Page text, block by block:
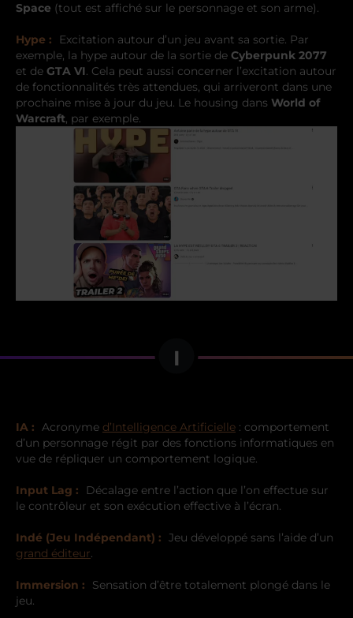
Space (tout est affiché sur le personnage et son arme).
Hype :
Excitation autour d’un jeu avant sa sortie. Par
exemple, la hype autour de la sortie de Cyberpunk 2077
et de GTA VI . Cela peut aussi concerner l’excitation autour
de fonctionnalités très attendues, qui arriveront dans une
prochaine mise à jour du jeu. Le housing dans World of
Warcraft , par exemple.
I
IA : Acronyme d’Intelligence Artificielle : comportement
d’un personnage régit par des fonctions informatiques en
vue de répliquer un comportement logique.
Input Lag :
Décalage entre l’action que l’on effectue sur
le contrôleur et son exécution effective à l’écran.
Indé (Jeu Indépendant) : Jeu développé sans l’aide d’un
grand éditeur
Immersion :
Sensation d’être totalement plongé dans le
jeu.